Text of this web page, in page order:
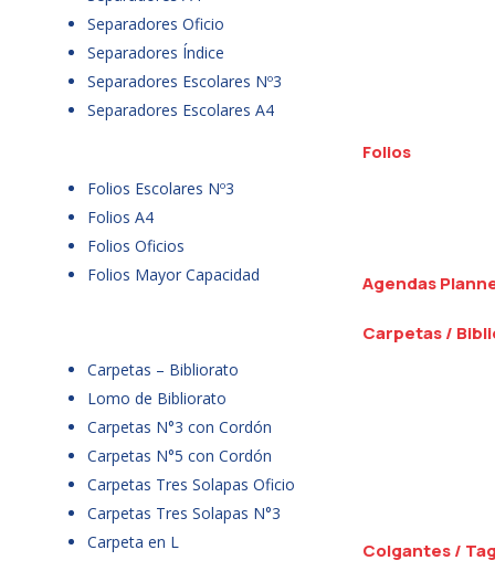
Separadores Oficio
Separadores Índice
Separadores Escolares Nº3
Separadores Escolares A4
Folios
Folios Escolares Nº3
Folios A4
Folios Oficios
Folios Mayor Capacidad
Agendas
Carpetas /
Carpetas – Bibliorato
Lomo de Bibliorato
Carpetas N°3 con Cordón
Carpetas N°5 con Cordón
Carpetas Tres Solapas Oficio
Carpetas Tres Solapas N°3
Carpeta en L
Colgantes /